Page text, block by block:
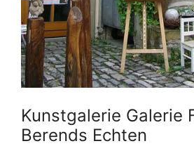
Kunstgalerie Galerie
Berends Echten